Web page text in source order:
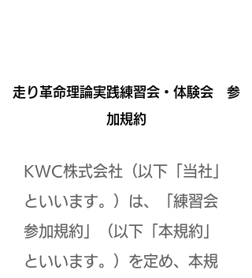
走り革命理論実践練習会・体験会 参
加規約
KWC株式会社（以下「当社」
といいます。）は、「練習会
参加規約」（以下「本規約」
といいます。）を定め、本規